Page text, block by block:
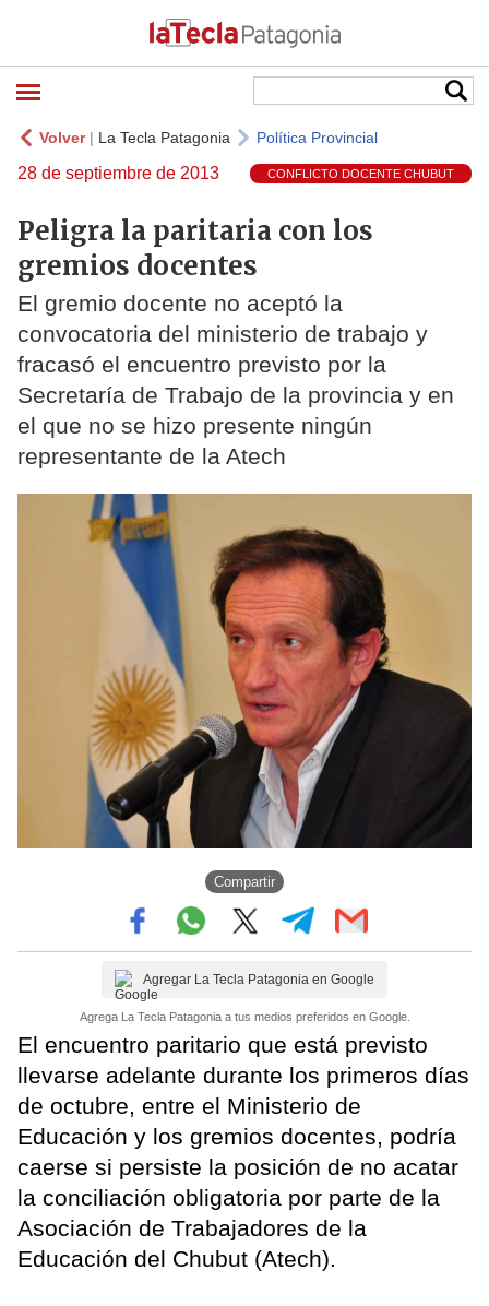
Volver| La Tecla Patagonia Política Provincial
28 de septiembre de 2013 CONFLICTO DOCENTE CHUBUT
Peligra la paritaria con los
gremios docentes
El gremio docente no aceptó la
convocatoria del ministerio de trabajo y
fracasó el encuentro previsto por la
Secretaría de Trabajo de la provincia y en
el que no se hizo presente ningún
representante de la Atech
Compartir
Agregar La Tecla Patagonia en Google
Agrega La Tecla Patagonia a tus medios preferidos en Google.
El encuentro paritario que está previsto
llevarse adelante durante los primeros días
de octubre, entre el Ministerio de
Educación y los gremios docentes, podría
caerse si persiste la posición de no acatar
la conciliación obligatoria por parte de la
Asociación de Trabajadores de la
Educación del Chubut (Atech).